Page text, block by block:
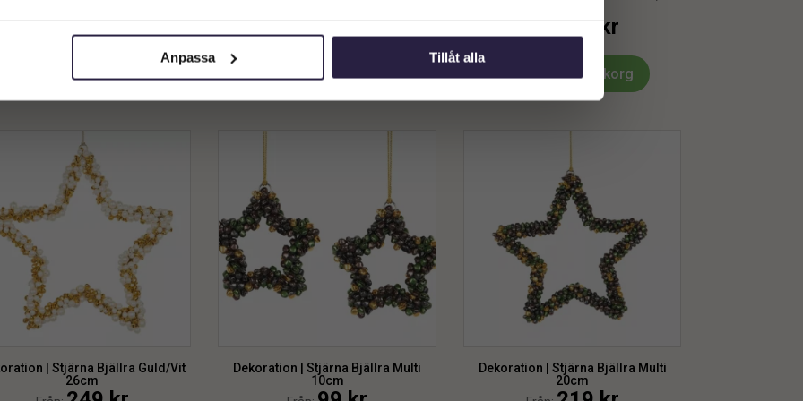
Anpassa Tillåt alla
189kr
Lägg till i varukorg
189kr
Lägg till i varukorg
169kr
Lägg till i varukorg
| Stjärna Bjällra Guld/Vit
26cm
Dekoration | Stjärna Bjällra Multi
10cm
Dekoration | Stjärna Bjällra Multi
20cm